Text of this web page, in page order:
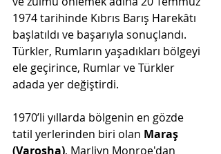
1974 tarihinde Kıbrıs Barış Harekâtı
başlatıldı ve başarıyla sonuçlandı.
Türkler, Rumların yaşadıkları bölgeyi
ele geçirince, Rumlar ve Türkler
adada yer değiştirdi.
1970’li yıllarda bölgenin en gözde
tatil yerlerinden biri olan Maraş
(Varosha), Marliyn Monroe'dan